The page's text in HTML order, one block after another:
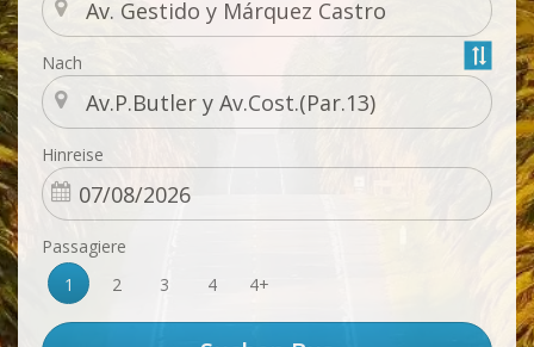
Nach
Hinreise
Passagiere
1
2 3 4 4+